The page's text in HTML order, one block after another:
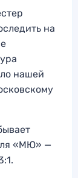
на
нашей
«МЮ» —